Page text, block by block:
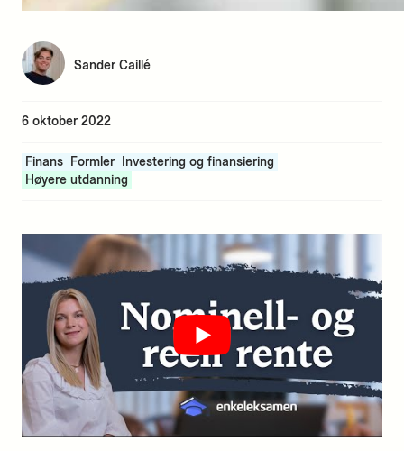
Sander Caillé
6 oktober 2022
Finans Formler Investering og finansiering
Høyere utdanning